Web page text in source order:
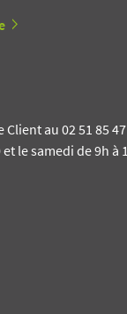
au 02 51 85
le samedi de 9h à